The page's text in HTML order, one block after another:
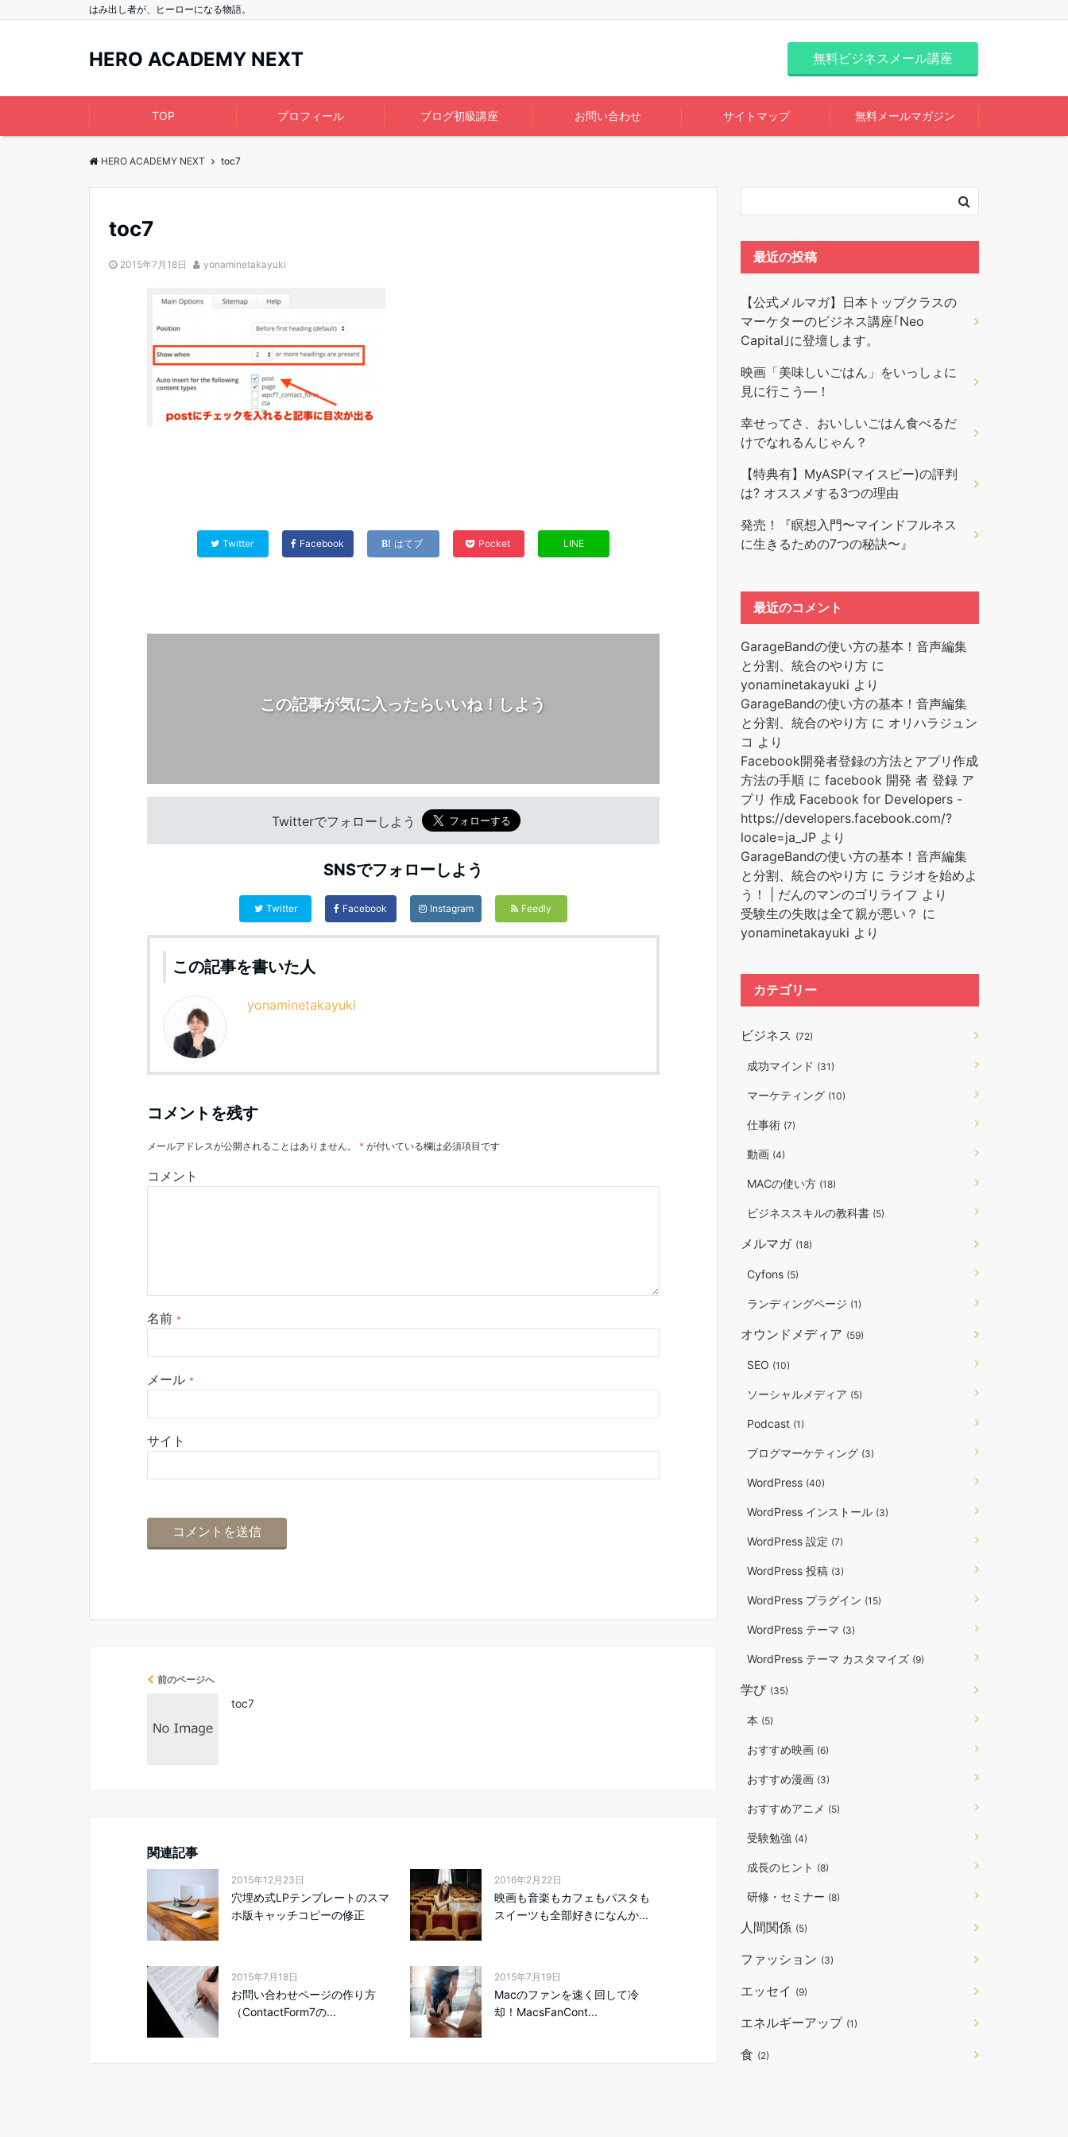
はみ出し者が、ヒーローになる物語。
HERO ACADEMY NEXT 無料ビジネスメール講座
TOP プロフィール ブログ初級講座 お問い合わせ サイトマップ 無料メールマガジン
HERO ACADEMY NEXT toc7
toc7
2015年7月18日 yonaminetakayuki
Twitter Facebook はてブ Pocket LINE
この記事が気に入ったらいいね！しよう
Twitterでフォローしよう
SNSでフォローしよう
Twitter Facebook Instagram Feedly
この記事を書いた人
yonaminetakayuki
コメントを残す
メールアドレスが公開されることはありません。 * が付いている欄は必須項目です
コメント
名前 *
メール *
サイト
前のページへ
toc7
関連記事
2015年12月23日
穴埋め式LPテンプレートのスマ
ホ版キャッチコピーの修正
2016年2月22日
映画も音楽もカフェもパスタも
スイーツも全部好きになんか...
2015年7月18日
お問い合わせページの作り方
（ContactForm7の...
2015年7月19日
Macのファンを速く回して冷
却！MacsFanCont...
最近の投稿
【公式メルマガ】日本トップクラスの
マーケターのビジネス講座｢Neo
Capital｣に登壇します。
映画「美味しいごはん」をいっしょに
見に行こう―！
幸せってさ、おいしいごはん食べるだ
けでなれるんじゃん？
【特典有】MyASP(マイスピー)の評判
は? オススメする3つの理由
発売！『瞑想入門〜マインドフルネス
に生きるための7つの秘訣〜』
最近のコメント
GarageBandの使い方の基本！音声編集
と分割、統合のやり方 に
yonaminetakayuki より
GarageBandの使い方の基本！音声編集
と分割、統合のやり方 に オリハラジュン
コ より
Facebook開発者登録の方法とアプリ作成
方法の手順 に facebook 開発 者 登録 ア
プリ 作成 Facebook for Developers -
https://developers.facebook.com/?
locale=ja_JP より
GarageBandの使い方の基本！音声編集
と分割、統合のやり方 に ラジオを始めよ
う！ | だんのマンのゴリライフ より
受験生の失敗は全て親が悪い？ に
yonaminetakayuki より
カテゴリー
ビジネス (72)
成功マインド (31)
マーケティング (10)
仕事術 (7)
動画 (4)
MACの使い方 (18)
ビジネススキルの教科書 (5)
メルマガ (18)
Cyfons (5)
ランディングページ (1)
オウンドメディア (59)
SEO (10)
ソーシャルメディア (5)
Podcast (1)
ブログマーケティング (3)
WordPress (40)
WordPress インストール (3)
WordPress 設定 (7)
WordPress 投稿 (3)
WordPress プラグイン (15)
WordPress テーマ (3)
WordPress テーマ カスタマイズ (9)
学び (35)
本 (5)
おすすめ映画 (6)
おすすめ漫画 (3)
おすすめアニメ (5)
受験勉強 (4)
成長のヒント (8)
研修・セミナー (8)
人間関係 (5)
ファッション (3)
エッセイ (9)
エネルギーアップ (1)
食 (2)